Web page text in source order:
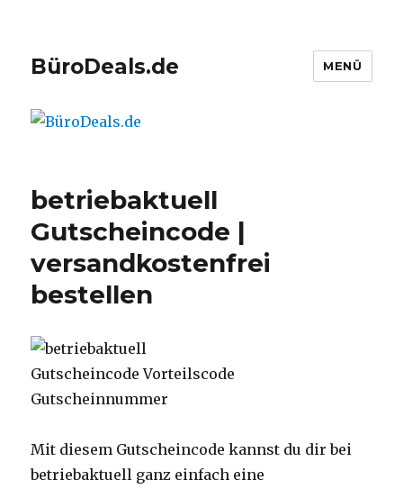
BüroDeals.de MENÜ
betriebaktuell
Gutscheincode |
versandkostenfrei
bestellen
Mit diesem Gutscheincode kannst du dir bei
betriebaktuell ganz einfach eine